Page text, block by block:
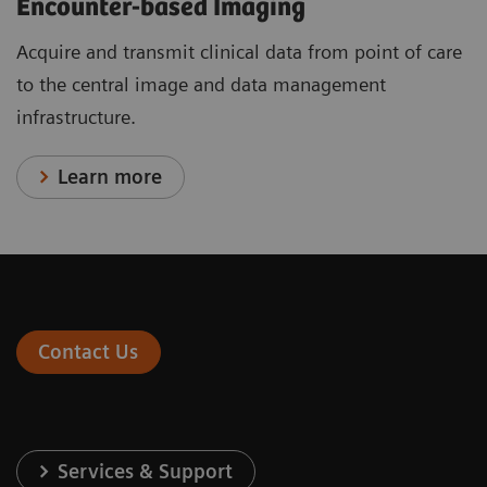
Encounter-based Imaging
Acquire and transmit clinical data from point of care
to the central image and data management
infrastructure.
Learn more
Contact Us
Services & Support